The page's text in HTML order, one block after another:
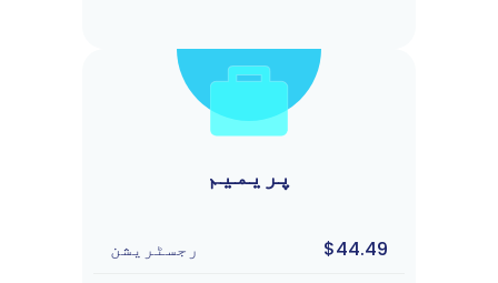
پریمیم
$44.49
رجسٹریشن